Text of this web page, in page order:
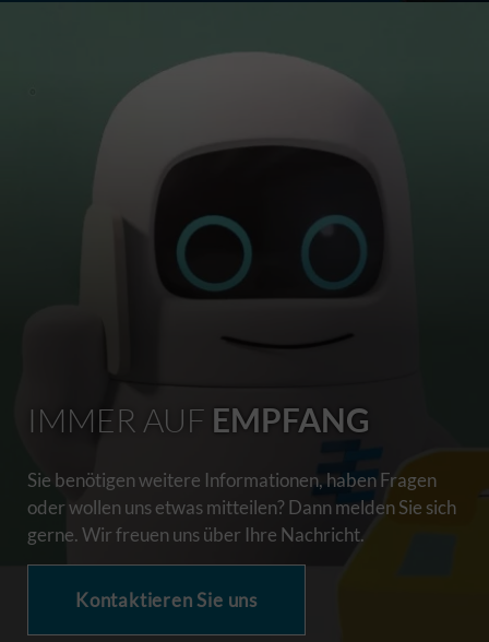
IMMER AUF EMPFANG
Sie benötigen weitere Informationen, haben Fragen
oder wollen uns etwas mitteilen? Dann melden Sie sich
gerne. Wir freuen uns über Ihre Nachricht.
Kontaktieren Sie uns